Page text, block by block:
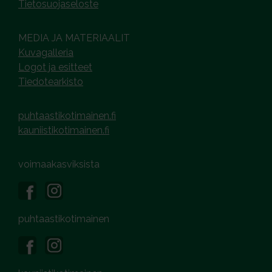
Tietosuojaseloste
MEDIA JA MATERIAALIT
Kuvagalleria
Logot ja esitteet
Tiedotearkisto
puhtaastikotimainen.fi
kauniistikotimainen.fi
voimaakasviksista
puhtaastikotimainen